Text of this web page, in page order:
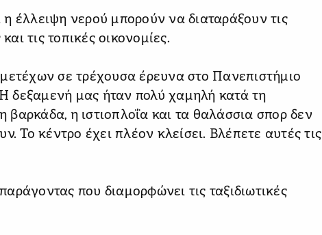
η έλλειψη νερού μπορούν να διαταράξουν τις
τις τοπικές οικονομίες.
σε τρέχουσα έρευνα στο Πανεπιστήμιο
δεξαμενή μας ήταν πολύ χαμηλή κατά τη
βαρκάδα, η ιστιοπλοΐα και τα θαλάσσια σπορ δεν
Το κέντρο έχει πλέον κλείσει. Βλέπετε αυτές τις
που διαμορφώνει τις ταξιδιωτικές